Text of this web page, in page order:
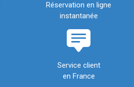
Réservation en ligne
instantanée
Service client
en France